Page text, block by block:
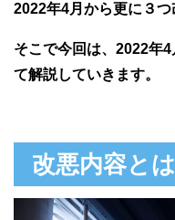
2022年4月から更に３つ
そこで今回は、2022年
て解説していきます。
改悪内容と